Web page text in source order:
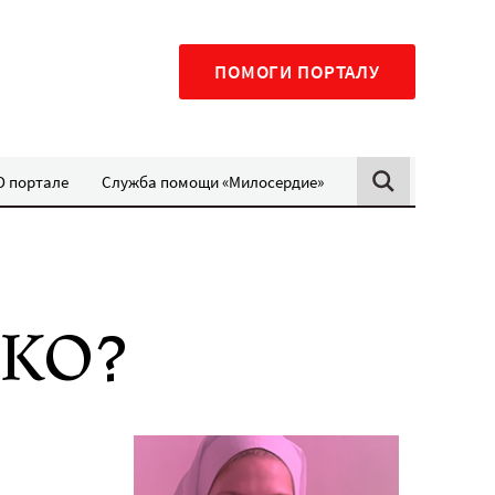
ПОМОГИ ПОРТАЛУ
портале Служба помощи «Милосердие»